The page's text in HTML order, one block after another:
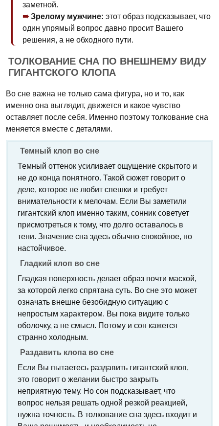
заметной.
Зрелому мужчине: этот образ подсказывает, что
один упрямый вопрос давно просит Вашего
решения, а не обходного пути.
ТОЛКОВАНИЕ СНА ПО ВНЕШНЕМУ ВИДУ
ГИГАНТСКОГО КЛОПА
Во сне важна не только сама фигура, но и то, как
именно она выглядит, движется и какое чувство
оставляет после себя. Именно поэтому толкование сна
меняется вместе с деталями.
Темный клоп во сне
Темный оттенок усиливает ощущение скрытого и
не до конца понятного. Такой сюжет говорит о
деле, которое не любит спешки и требует
внимательности к мелочам. Если Вы заметили
гигантский клоп именно таким, сонник советует
присмотреться к тому, что долго оставалось в
тени. Значение сна здесь обычно спокойное, но
настойчивое.
Гладкий клоп во сне
Гладкая поверхность делает образ почти маской,
за которой легко спрятана суть. Во сне это может
означать внешне безобидную ситуацию с
непростым характером. Вы пока видите только
оболочку, а не смысл. Потому и сон кажется
странно холодным.
Раздавить клопа во сне
Если Вы пытаетесь раздавить гигантский клоп,
это говорит о желании быстро закрыть
неприятную тему. Но сон подсказывает, что
вопрос нельзя решать одной резкой реакцией,
нужна точность. В толкование сна здесь входит и